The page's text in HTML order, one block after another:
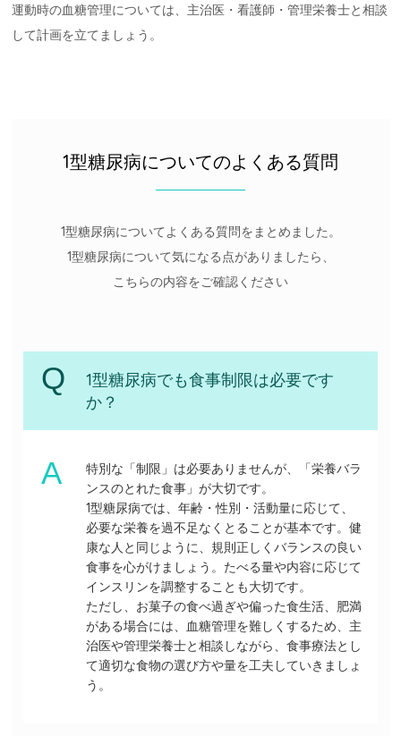
運動時の血糖管理については、主治医・看護師・管理栄養士と相談
して計画を立てましょう。
1型糖尿病についてのよくある質問
1型糖尿病についてよくある質問をまとめました。
1型糖尿病について気になる点がありましたら、
こちらの内容をご確認ください
1型糖尿病でも食事制限は必要です
か？
特別な「制限」は必要ありませんが、「栄養バラ
ンスのとれた食事」が大切です。
1型糖尿病では、年齢・性別・活動量に応じて、
必要な栄養を過不足なくとることが基本です。健
康な人と同じように、規則正しくバランスの良い
食事を心がけましょう。たべる量や内容に応じて
インスリンを調整することも大切です。
ただし、お菓子の食べ過ぎや偏った食生活、肥満
がある場合には、血糖管理を難しくするため、主
治医や管理栄養士と相談しながら、食事療法とし
て適切な食物の選び方や量を工夫していきましょ
う。